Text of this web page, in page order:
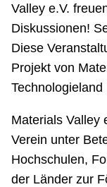
Valley e.V.
Diskussionen!
Diese
Projekt von
Technologieland
Materials Valley
Verein unter
Hochschulen,
der Länder zur